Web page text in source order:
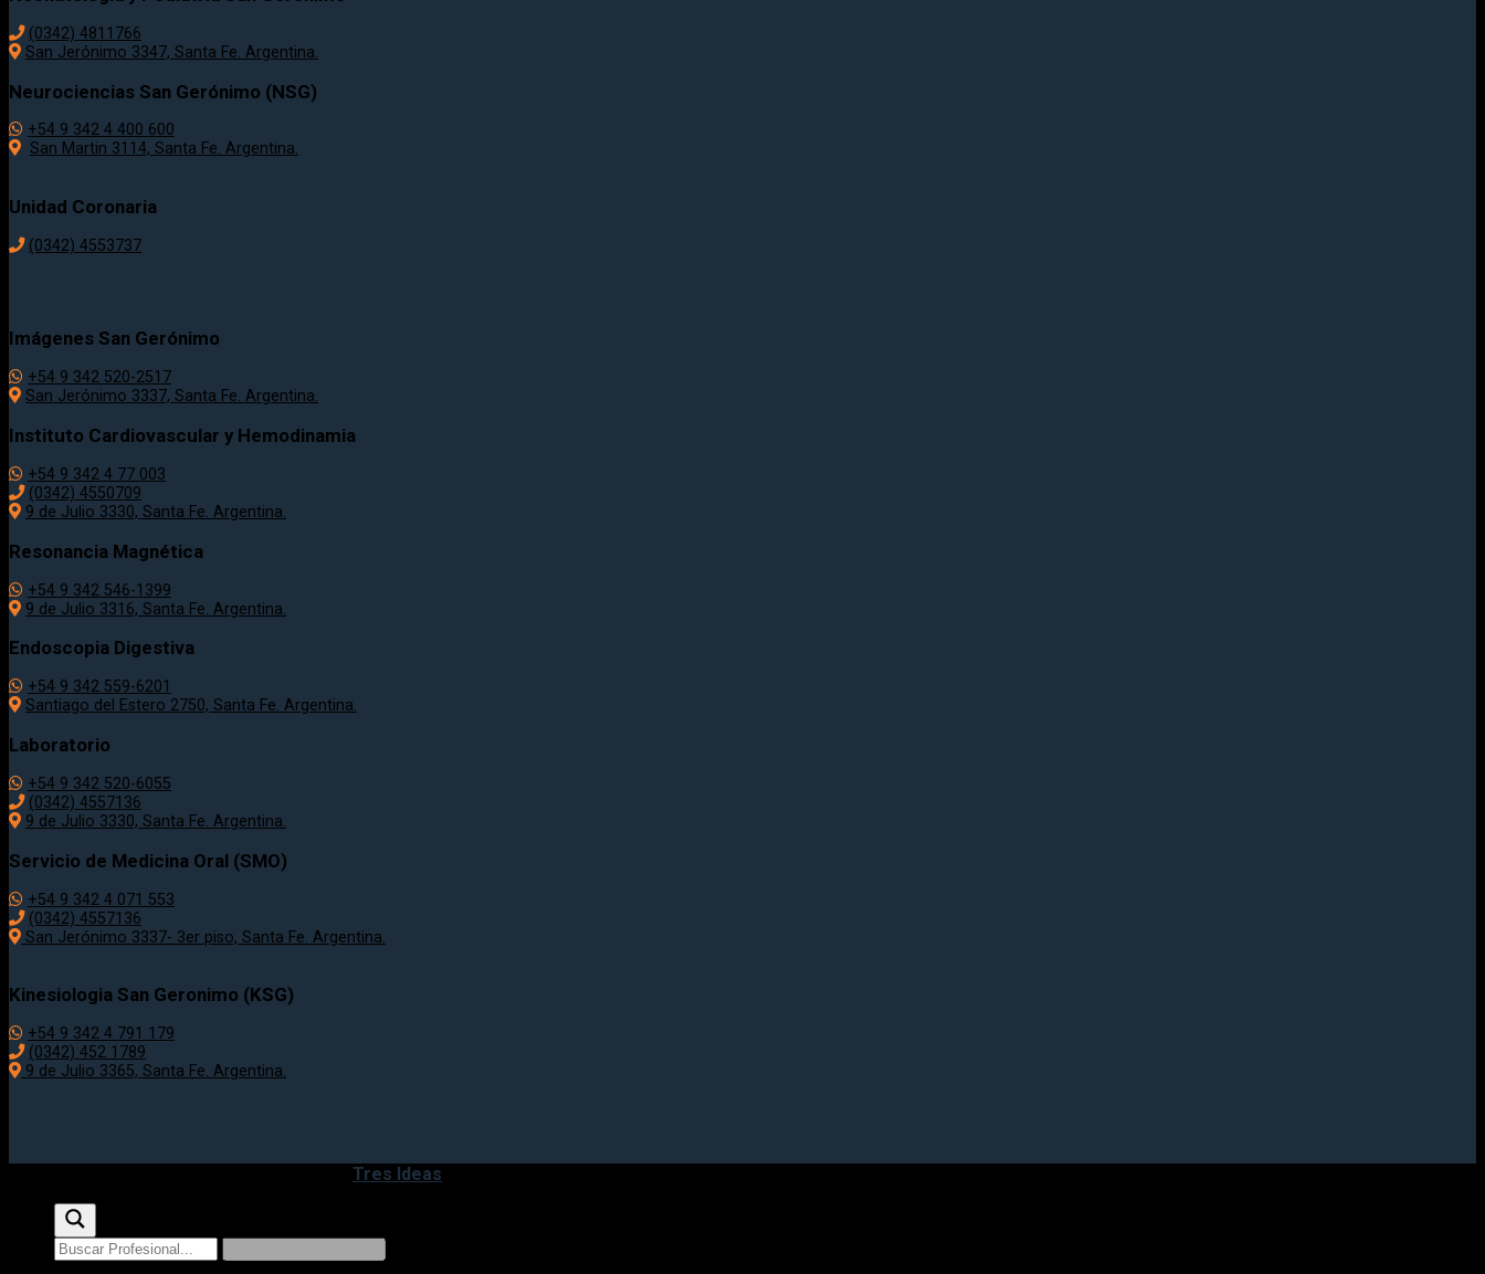
(0342) 4811766
San Jerónimo 3347, Santa Fe. Argentina.
Neurociencias San Gerónimo (NSG)
+54 9 342 4 400 600
San Martin 3114, Santa Fe. Argentina.
Unidad Coronaria
(0342) 4553737
Imágenes San Gerónimo
+54 9 342 520-2517
San Jerónimo 3337, Santa Fe. Argentina.
Instituto Cardiovascular y Hemodinamia
+54 9 342 4 77 003
(0342) 4550709
9 de Julio 3330, Santa Fe. Argentina.
Resonancia Magnética
+54 9 342 546-1399
9 de Julio 3316, Santa Fe. Argentina.
Endoscopia Digestiva
+54 9 342 559-6201
Santiago del Estero 2750, Santa Fe. Argentina.
Laboratorio
+54 9 342 520-6055
(0342) 4557136
9 de Julio 3330, Santa Fe. Argentina.
Servicio de Medicina Oral (SMO)
+54 9 342 4 071 553
(0342) 4557136
San Jerónimo 3337- 3er piso, Santa Fe. Argentina.
Kinesiologia San Geronimo (KSG)
+54 9 342 4 791 179
(0342) 452 1789
9 de Julio 3365, Santa Fe. Argentina.
Tres Ideas